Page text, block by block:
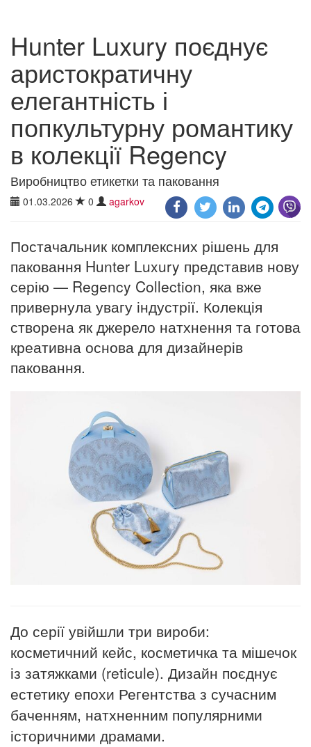
Hunter Luxury поєднує
аристократичну
елегантність і
попкультурну романтику
в колекції Regency
Виробництво етикетки та паковання
01.03.2026 0 agarkov
Постачальник комплексних рішень для
паковання Hunter Luxury представив нову
серію — Regency Collection, яка вже
привернула увагу індустрії. Колекція
створена як джерело натхнення та готова
креативна основа для дизайнерів
паковання.
До серії увійшли три вироби:
косметичний кейс, косметичка та мішечок
із затяжками (reticule). Дизайн поєднує
естетику епохи Регентства з сучасним
баченням, натхненним популярними
історичними драмами.